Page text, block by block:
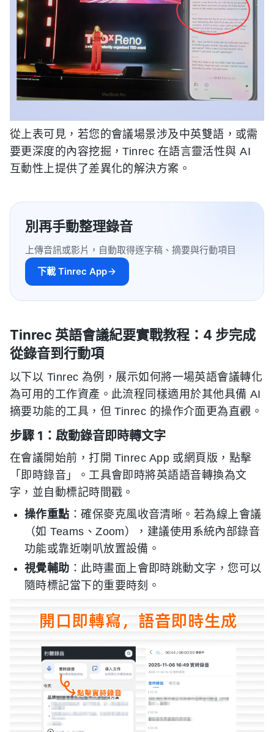
從上表可見，若您的會議場景涉及中英雙語，或需
要更深度的內容挖掘，Tinrec 在語言靈活性與 AI
互動性上提供了差異化的解決方案。
別再手動整理錄音
上傳音訊或影片，自動取得逐字稿、摘要與行動項目
下載 Tinrec App
Tinrec 英語會議紀要實戰教程：4 步完成
從錄音到行動項
以下以 Tinrec 為例，展示如何將一場英語會議轉化
為可用的工作資產。此流程同樣適用於其他具備 AI
摘要功能的工具，但 Tinrec 的操作介面更為直觀。
步驟 1：啟動錄音即時轉文字
在會議開始前，打開 Tinrec App 或網頁版，點擊
「即時錄音」。工具會即時將英語語音轉換為文
字，並自動標記時間戳。
操作重點 ：確保麥克風收音清晰。若為線上會議
（如 Teams、Zoom），建議使用系統內部錄音
功能或靠近喇叭放置設備。
視覺輔助 ：此時畫面上會即時跳動文字，您可以
隨時標記當下的重要時刻。